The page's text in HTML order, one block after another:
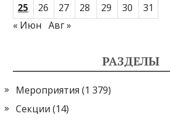
25
26 27 28 29 30
31
« Июн
Авг »
РАЗДЕЛЫ
Мероприятия (1 379)
Секции (14)